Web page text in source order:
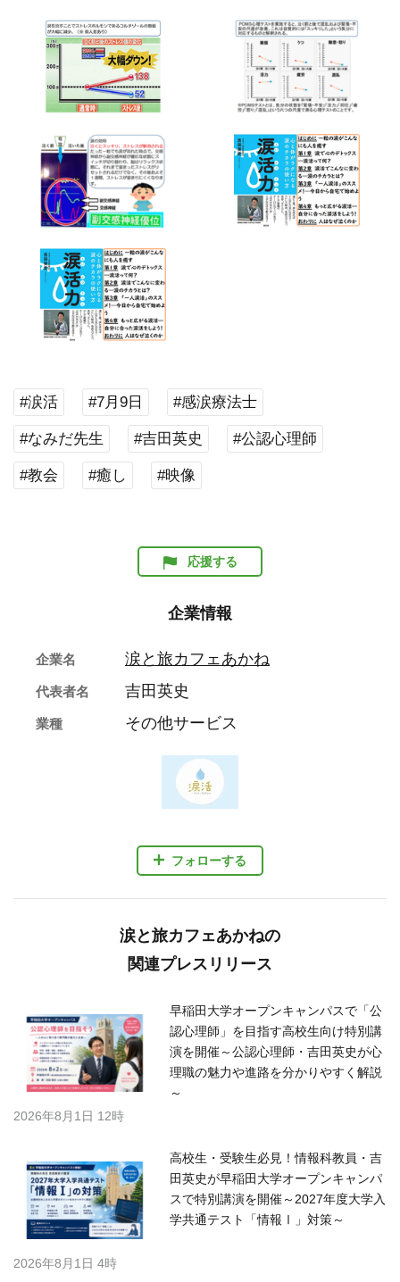
#涙活 #7月9日 #感涙療法士
#なみだ先生 #吉田英史 #公認心理師
#教会 #癒し #映像
応援する
企業情報
フォローする
企業名 涙と旅カフェあかね
代表者名 吉田英史
業種 その他サービス
涙と旅カフェあかねの
関連プレスリリース
早稲田大学オープンキャンパスで「公
認心理師」を目指す高校生向け特別講
演を開催～公認心理師・吉田英史が心
理職の魅力や進路を分かりやすく解説
～
2026年8月1日 12時
高校生・受験生必見！情報科教員・吉
田英史が早稲田大学オープンキャンパ
スで特別講演を開催～2027年度大学入
学共通テスト「情報Ⅰ」対策～
2026年8月1日 4時